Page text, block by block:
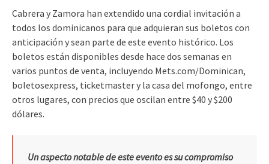
Cabrera y Zamora han extendido una cordial invitación a
todos los dominicanos para que adquieran sus boletos con
anticipación y sean parte de este evento histórico. Los
boletos están disponibles desde hace dos semanas en
varios puntos de venta, incluyendo Mets.com/Dominican,
boletosexpress, ticketmaster y la casa del mofongo, entre
otros lugares, con precios que oscilan entre $40 y $200
dólares.
Un aspecto notable de este evento es su compromiso